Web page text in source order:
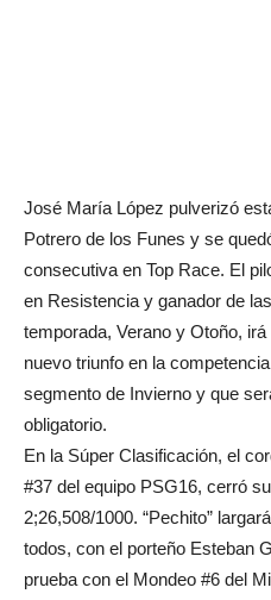
José María López pulverizó
Potrero de los Funes y se
consecutiva en Top Race. El
en Resistencia y ganador de
temporada, Verano y Otoño,
nuevo triunfo en la
segmento de Invierno y que
obligatorio.
En la Súper Clasificación, el
#37 del equipo PSG16, cerró
2;26,508/1000. “Pechito”
todos, con el porteño Esteban
prueba con el Mondeo #6 del